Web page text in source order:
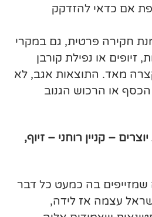
אם כדאי להזדקק
חקירה פרטית, גם במקרי
זיופים או נפילת קורבן
מאד. התוצאות אגב, לא
או הרכוש הגנוב
– קניין רוחני – זיוף,
שמזייפים בה כמעט כל דבר
עצמה אז לידה,